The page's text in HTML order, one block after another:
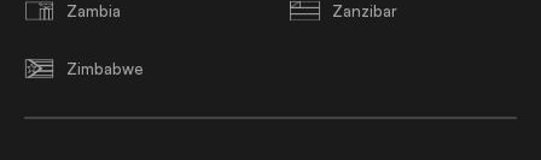
Zambia Zanzibar
Zimbabwe